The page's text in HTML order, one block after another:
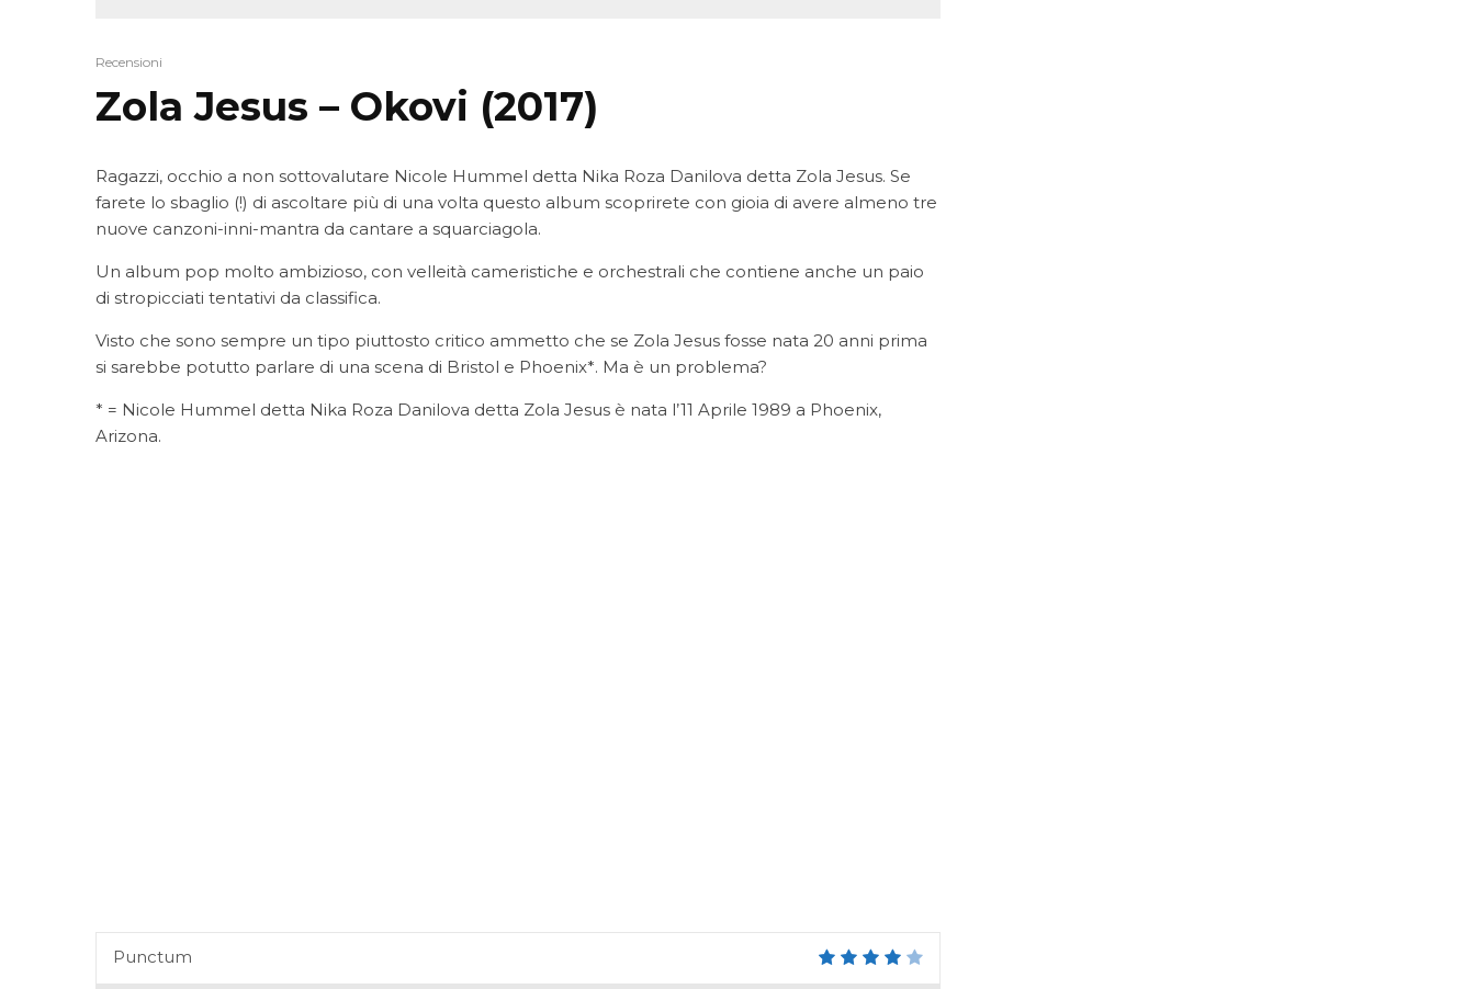
Recensioni
Zola Jesus – Okovi (2017)
Ragazzi, occhio a non sottovalutare Nicole Hummel detta Nika Roza Danilova detta Zola Jesus. Se
farete lo sbaglio (!) di ascoltare più di una volta questo album scoprirete con gioia di avere almeno tre
nuove canzoni-inni-mantra da cantare a squarciagola.
Un album pop molto ambizioso, con velleità cameristiche e orchestrali che contiene anche un paio
di stropicciati tentativi da classifica.
Visto che sono sempre un tipo piuttosto critico ammetto che se Zola Jesus fosse nata 20 anni prima
si sarebbe potutto parlare di una scena di Bristol e Phoenix*. Ma è un problema?
* = Nicole Hummel detta Nika Roza Danilova detta Zola Jesus è nata l’11 Aprile 1989 a Phoenix,
Arizona.
Punctum